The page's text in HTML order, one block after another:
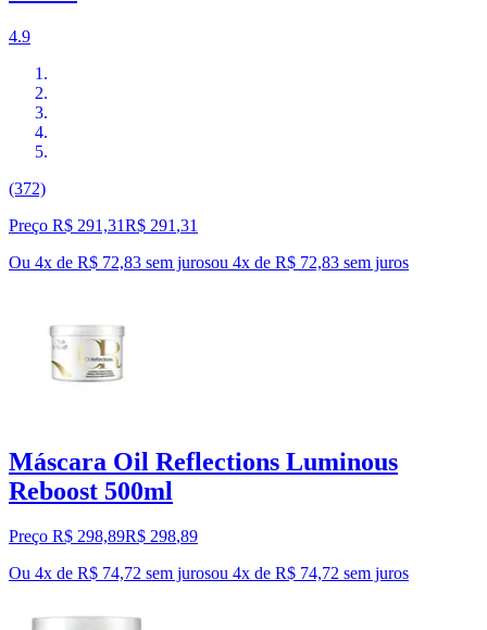
4.9
(372)
Preço R$ 291,31R$ 291 ,31
Ou 4x de R$ 72,83 sem jurosou 4x de R$ 72,83 sem juros
Máscara Oil Reflections Luminous
Reboost 500ml
Preço R$ 298,89R$ 298,89
Ou 4x de R$ 74,72 sem jurosou 4x de R$ 74,72 sem juros